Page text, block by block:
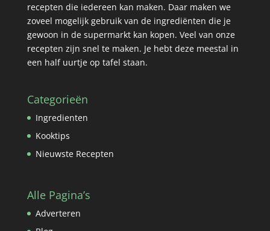
recepten die iedereen kan maken. Daar maken we
zoveel mogelijk gebruik van de ingrediënten die je
gewoon in de supermarkt kan kopen. Veel van onze
recepten zijn snel te maken. Je hebt deze meestal in
een half uurtje op tafel staan.
Categorieën
Ingredienten
Kooktips
Nieuwste Recepten
Alle Pagina’s
Adverteren